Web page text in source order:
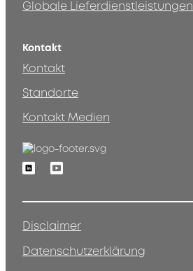
Globale Lieferdienstleistungen
Kontakt
Kontakt
Standorte
Kontakt Medien
LinkedinYoutube
Disclaimer
Datenschutzerklärung